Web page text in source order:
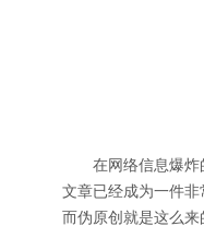
在网络信息爆炸的
文章已经成为一件
而伪原创就是这么来